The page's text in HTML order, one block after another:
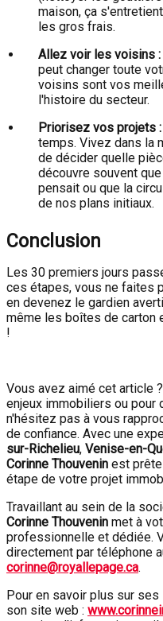
maison, ça
les gros frais.
Allez voir les voisins :
peut changer toute
voisins sont vos
l'histoire du secteur.
Priorisez vos projets :
temps. Vivez dans la
de décider quelle
découvre souvent
pensait ou que la
de nos plans initiaux.
Conclusion
Les 30 premiers jours
ces étapes, vous ne faites
en devenez le gardien
même les boîtes de carton
!
Vous avez aimé cet article
enjeux immobiliers ou
n'hésitez pas à vous
de confiance. Avec une
sur-Richelieu, Venise-en-
Corinne Thouvenin est prête
étape de votre projet
Travaillant au sein de la
Corinne Thouvenin met à
professionnelle et dédiée.
directement par téléphone
corinne@royallepage.ca.
Pour en savoir plus sur
son site web :